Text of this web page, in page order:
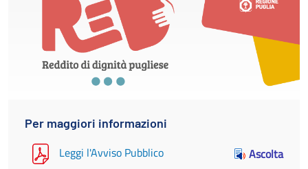
Per maggiori informazioni
Leggi l'Avviso Pubblico Ascolta